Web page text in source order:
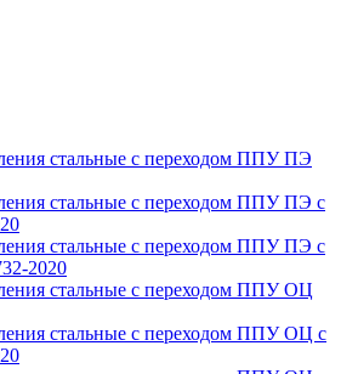
стальные с переходом ППУ ПЭ
стальные с переходом ППУ ПЭ с
стальные с переходом ППУ ПЭ с
2020
стальные с переходом ППУ ОЦ
стальные с переходом ППУ ОЦ с